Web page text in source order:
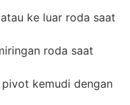
ke luar roda saat
roda saat
kemudi dengan